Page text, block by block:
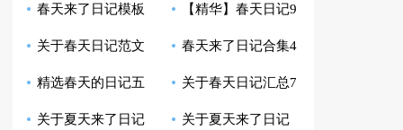
集合7篇 合集十篇
春天来了日记模板
集合6篇
【精华】春天日记9
篇
关于春天日记范文
六篇
春天来了日记合集4
篇
精选春天的日记五
篇
关于春天日记汇总7
篇
关于夏天来了日记 关于夏天来了日记